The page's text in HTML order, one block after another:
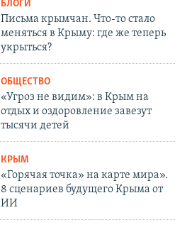
БЛОГИ
Письма крымчан. Что-то стало
меняться в Крыму: где же теперь
укрыться?
ОБЩЕСТВО
«Угроз не видим»: в Крым на
отдых и оздоровление завезут
тысячи детей
КРЫМ
«Горячая точка» на карте мира».
8 сценариев будущего Крыма от
ИИ